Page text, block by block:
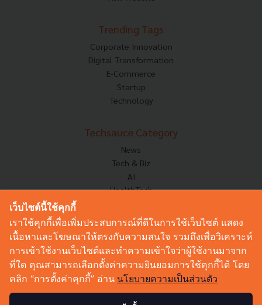
Trending Tags
Corporate Innovation
Digital Transformation
E-Commerce
Startup
Technology
Techsauce Category
News
Tech & Biz
AI
HealthTech
Corp Innov
Saucy Thoughts
Based On
Sustainable
Videos
Podcast
เว็บไซต์นี้ใช้คุกกี้
เราใช้คุกกี้เพื่อเพิ่มประสบการณ์ที่ดีในการใช้เว็บไซต์ แสดง
เนื้อหาและโฆษณาให้ตรงกับความสนใจ รวมถึงเพื่อวิเคราะห์
การเข้าใช้งานเว็บไซต์และทำความเข้าใจว่าผู้ใช้งานมาจาก
ที่ใด คุณสามารถเลือกตั้งค่าความยินยอมการใช้คุกกี้ได้ โดย
คลิก “การตั้งค่าคุกกี้” อ่าน นโยบายความเป็นส่วนตัว